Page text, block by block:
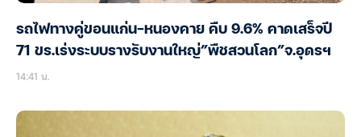
รถไฟทางคู่ขอนแก่น-หนองคาย คืบ 9.6% คาดเสร็จปี
71 ขร.เร่งระบบรางรับงานใหญ่”พืชสวนโลก”จ.อุดรฯ
14:41 น.